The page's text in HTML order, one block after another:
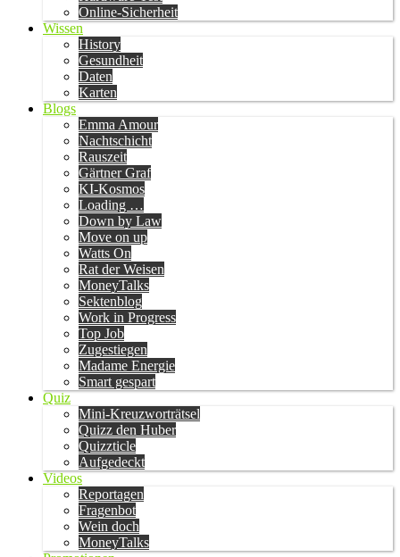
Online-Sicherheit
Wissen
History
Gesundheit
Daten
Karten
Blogs
Emma Amour
Nachtschicht
Rauszeit
Gärtner Graf
KI-Kosmos
Loading …
Down by Law
Move on up
Watts On
Rat der Weisen
MoneyTalks
Sektenblog
Work in Progress
Top Job
Zugestiegen
Madame Energie
Smart gespart
Quiz
Mini-Kreuzworträtsel
Quizz den Huber
Quizzticle
Aufgedeckt
Videos
Reportagen
Fragenbot
Wein doch
MoneyTalks